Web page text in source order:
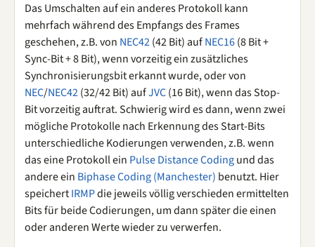
Das Umschalten auf ein anderes Protokoll kann
mehrfach während des Empfangs des Frames
geschehen, z.B. von NEC42(42 Bit) aufNEC16(8 Bit +
Sync-Bit + 8 Bit), wenn vorzeitig ein zusätzliches
Synchronisierungsbit erkannt wurde, oder von
NEC/NEC42(32/42 Bit) aufJVC(16 Bit), wenn das Stop-
Bit vorzeitig auftrat. Schwierig wird es dann, wenn zwei
mögliche Protokolle nach Erkennung des Start-Bits
unterschiedliche Kodierungen verwenden, z.B. wenn
das eine Protokoll ein Pulse Distance Codingund das
andere ein Biphase Coding (Manchester) benutzt. Hier
speichertIRMPdie jeweils völlig verschieden ermittelten
Bits für beide Codierungen, um dann später die einen
oder anderen Werte wieder zu verwerfen.